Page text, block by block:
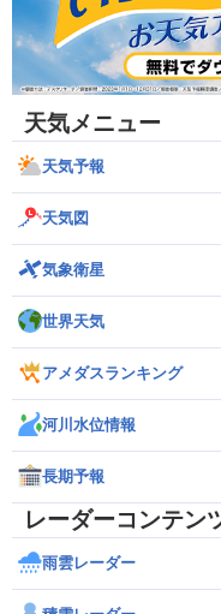
天気メニュー
天気予報
天気図
気象衛星
世界天気
アメダスランキング
河川水位情報
長期予報
レーダーコンテン
雨雲レーダー